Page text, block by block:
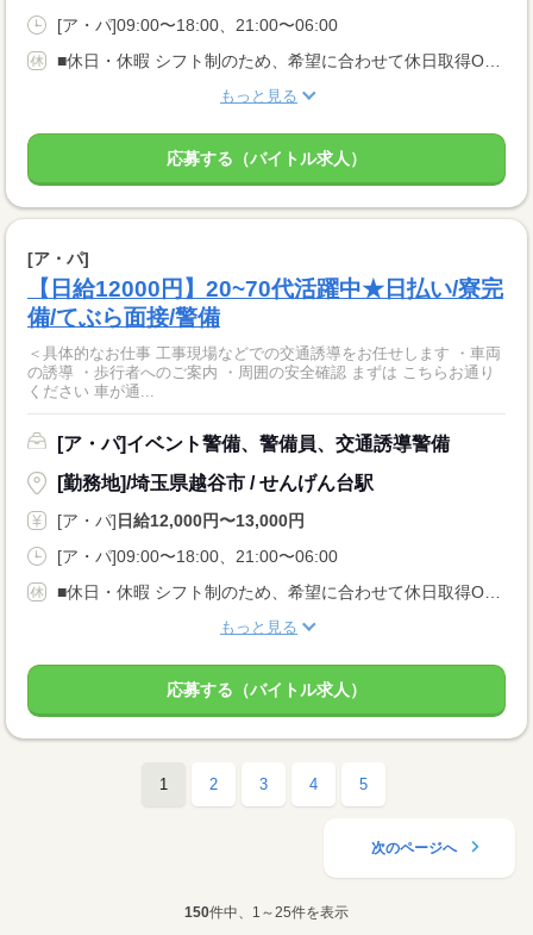
[ア・パ]09:00〜18:00、21:00〜06:00
もっと見る
応募する（バイトル求人）
[ア・パ]
【日給12000円】20~70代活躍中★日払い/寮完
備/てぶら面接/警備
＜具体的なお仕事 工事現場などでの交通誘導をお任せします ・車両
の誘導 ・歩行者へのご案内 ・周囲の安全確認 まずは こちらお通り
ください 車が通...
[ア・パ]イベント警備、警備員、交通誘導警備
[勤務地]/埼玉県越谷市 / せんげん台駅
[ア・パ] 日給12,000円〜13,000円
[ア・パ]09:00〜18:00、21:00〜06:00
もっと見る
応募する（バイトル求人）
1 2 3 4 5
次のページへ
150件中、1～25件を表示